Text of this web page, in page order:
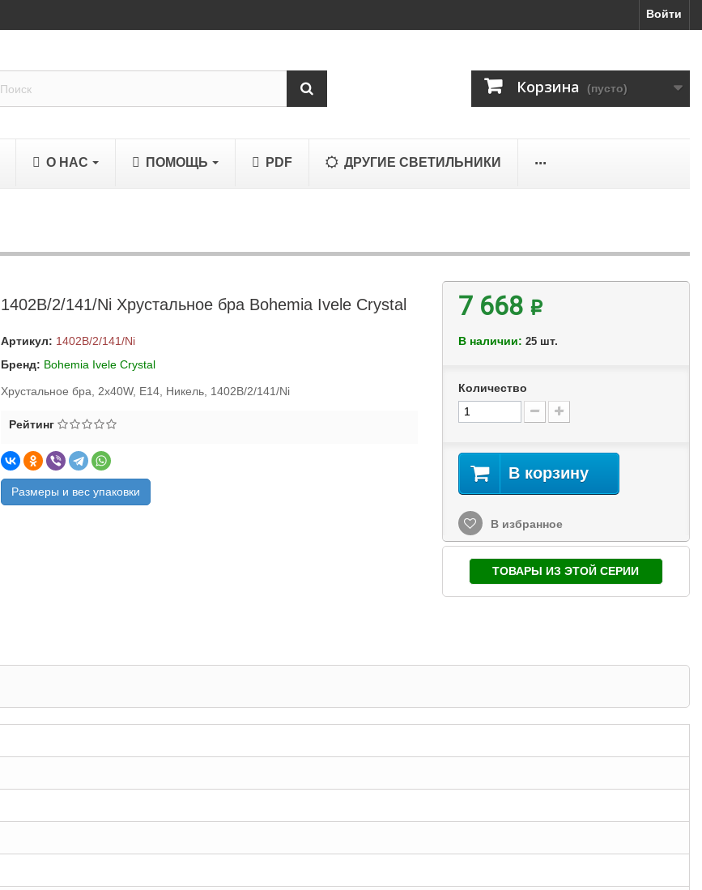
Войти
Корзина (пусто)
О НАС ПОМОЩЬ PDF ДРУГИЕ СВЕТИЛЬНИКИ ...
1402B/2/141/Ni Хрустальное бра Bohemia Ivele Crystal
Артикул: 1402B/2/141/Ni
Бренд: Bohemia Ivele Crystal
Хрустальное бра, 2x40W, E14, Никель, 1402B/2/141/Ni
Рейтинг
Размеры и вес упаковки
7 668 ₽
В наличии: 25 шт.
Количество
В корзину
В избранное
ТОВАРЫ ИЗ ЭТОЙ СЕРИИ